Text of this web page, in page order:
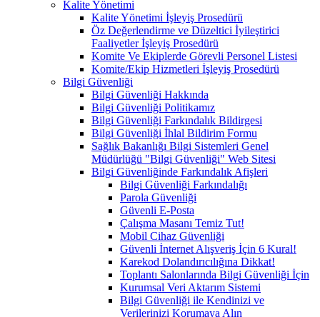
Kalite Yönetimi
Kalite Yönetimi İşleyiş Prosedürü
Öz Değerlendirme ve Düzeltici İyileştirici
Faaliyetler İşleyiş Prosedürü
Komite Ve Ekiplerde Görevli Personel Listesi
Komite/Ekip Hizmetleri İşleyiş Prosedürü
Bilgi Güvenliği
Bilgi Güvenliği Hakkında
Bilgi Güvenliği Politikamız
Bilgi Güvenliği Farkındalık Bildirgesi
Bilgi Güvenliği İhlal Bildirim Formu
Sağlık Bakanlığı Bilgi Sistemleri Genel
Müdürlüğü "Bilgi Güvenliği" Web Sitesi
Bilgi Güvenliğinde Farkındalık Afişleri
Bilgi Güvenliği Farkındalığı
Parola Güvenliği
Güvenli E-Posta
Çalışma Masanı Temiz Tut!
Mobil Cihaz Güvenliği
Güvenli İnternet Alışveriş İçin 6 Kural!
Karekod Dolandırıcılığına Dikkat!
Toplantı Salonlarında Bilgi Güvenliği İçin
Kurumsal Veri Aktarım Sistemi
Bilgi Güvenliği ile Kendinizi ve
Verilerinizi Korumaya Alın